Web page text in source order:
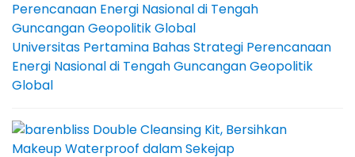
Universitas Pertamina Bahas Strategi Perencanaan
Energi Nasional di Tengah Guncangan Geopolitik
Global